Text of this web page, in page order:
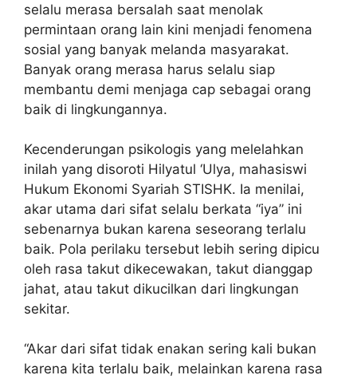
selalu merasa bersalah saat menolak
permintaan orang lain kini menjadi fenomena
sosial yang banyak melanda masyarakat.
Banyak orang merasa harus selalu siap
membantu demi menjaga cap sebagai orang
baik di lingkungannya.
Kecenderungan psikologis yang melelahkan
inilah yang disoroti Hilyatul ‘Ulya, mahasiswi
Hukum Ekonomi Syariah STISHK. Ia menilai,
akar utama dari sifat selalu berkata “iya” ini
sebenarnya bukan karena seseorang terlalu
baik. Pola perilaku tersebut lebih sering dipicu
oleh rasa takut dikecewakan, takut dianggap
jahat, atau takut dikucilkan dari lingkungan
sekitar.
“Akar dari sifat tidak enakan sering kali bukan
karena kita terlalu baik, melainkan karena rasa